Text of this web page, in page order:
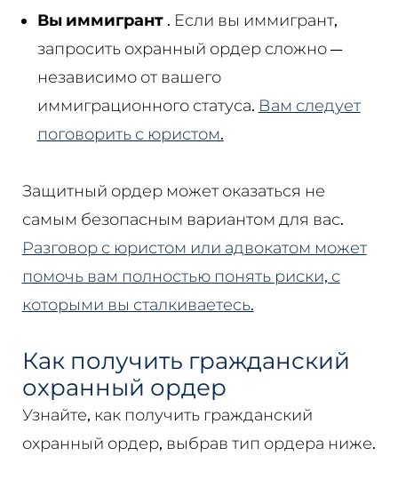
Вы иммигрант. Если вы иммигрант,
запросить охранный ордер сложно —
независимо от вашего
иммиграционного статуса. Вам следует
поговорить с юристом.
Защитный ордер может оказаться не
самым безопасным вариантом для вас.
Разговор с юристом или адвокатом может
помочь вам полностью понять риски, с
которыми вы сталкиваетесь.
Как получить гражданский
охранный ордер
Узнайте, как получить гражданский
охранный ордер, выбрав тип ордера ниже.